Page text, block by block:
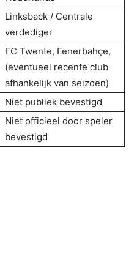
Linksback / Centrale
verdediger
FC Twente, Fenerbahçe,
(eventueel recente club
afhankelijk van seizoen)
Niet publiek bevestigd
Niet officieel door speler
bevestigd